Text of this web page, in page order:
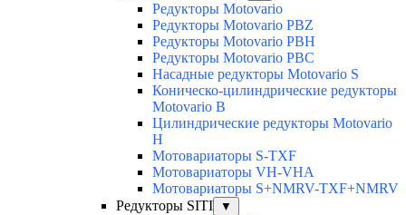
Редукторы Motovario
Редукторы Motovario PBZ
Редукторы Motovario PBH
Редукторы Motovario PBC
Насадные редукторы Motovario S
Коническо-цилиндрические редукторы
Motovario B
Цилиндрические редукторы Motovario
H
Мотовариаторы S-TXF
Мотовариаторы VH-VHA
Мотовариаторы S+NMRV-TXF+NMRV
Редукторы SITI
▼